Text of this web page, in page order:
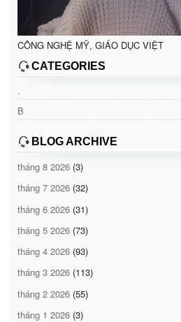
CÔNG NGHỆ MỸ, GIÁO DỤC VIỆT
CATEGORIES
.
B
BLOG ARCHIVE
tháng 8 2026 (3)
tháng 7 2026 (32)
tháng 6 2026 (31)
tháng 5 2026 (73)
tháng 4 2026 (93)
tháng 3 2026 (113)
tháng 2 2026 (55)
tháng 1 2026 (3)